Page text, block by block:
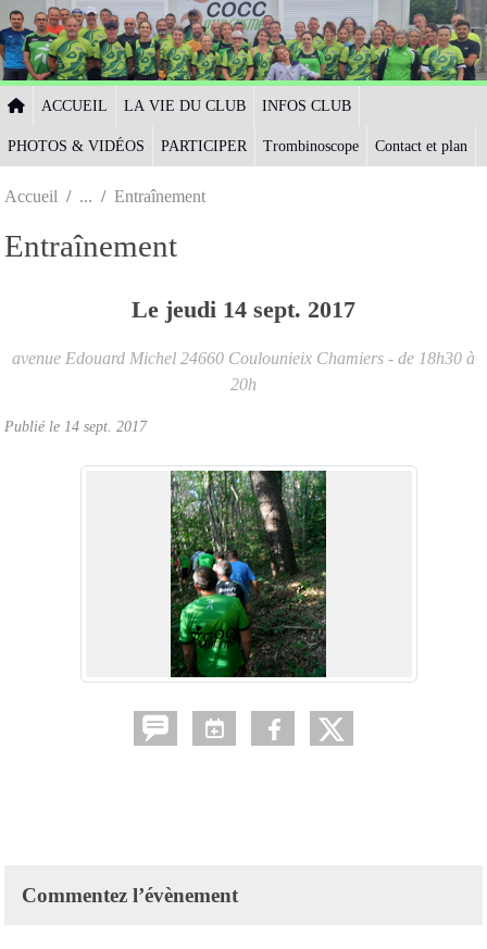
ACCUEIL LA VIE DU CLUB INFOS CLUB
PHOTOS & VIDÉOS PARTICIPER Trombinoscope Contact et plan
Accueil Entraînement
Entraînement
Le jeudi 14 sept. 2017
avenue Edouard Michel 24660 Coulounieix Chamiers - de 18h30 à
20h
Publié le 14 sept. 2017
Commentez l’évènement
Panneau de gestion des cookies